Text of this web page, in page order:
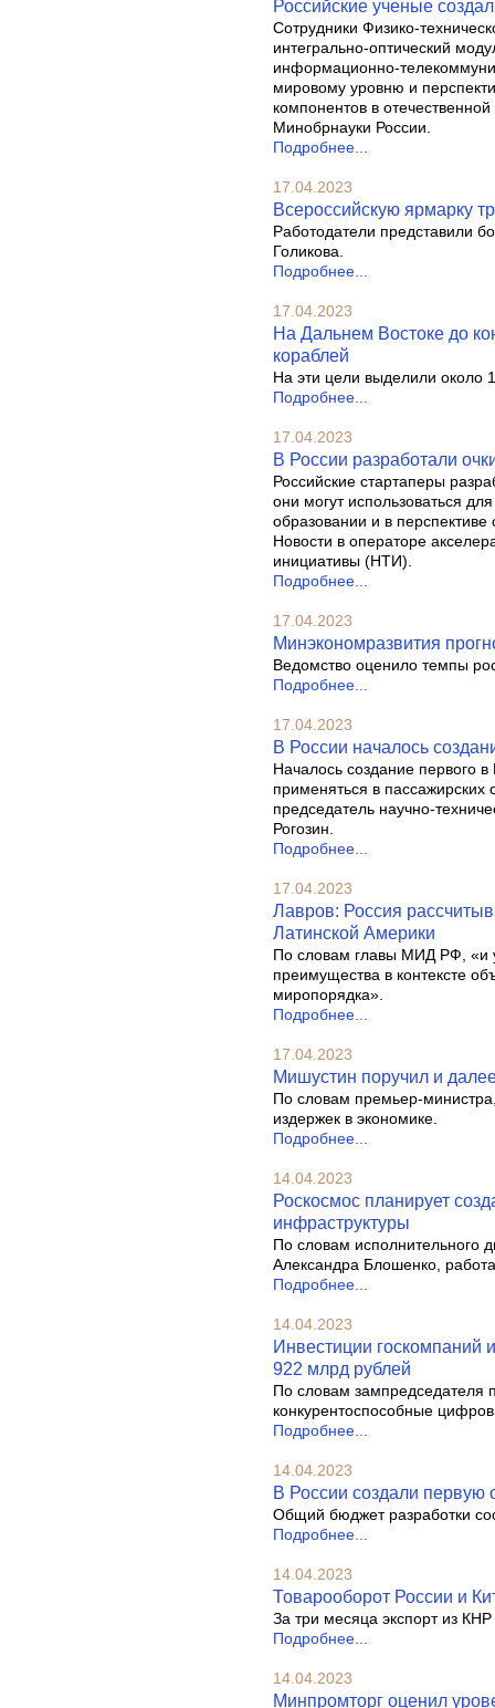
Российские ученые
Сотрудники Физико-
интегрально-оптический
информационно-
мировому уровню и
компонентов в
Минобрнауки России.
Подробнее...
17.04.2023
Всероссийскую ярмарку
Работодатели представили
Голикова.
Подробнее...
17.04.2023
На Дальнем Востоке до
кораблей
На эти цели выделили около
Подробнее...
17.04.2023
В России разработали
Российские стартаперы
они могут использоваться
образовании и в
Новости в операторе
инициативы (НТИ).
Подробнее...
17.04.2023
Минэкономразвития
Ведомство оценило темпы
Подробнее...
17.04.2023
В России началось
Началось создание первого в
применяться в
председатель научно-
Рогозин.
Подробнее...
17.04.2023
Лавров: Россия
Латинской Америки
По словам главы МИД РФ, «и
преимущества в контексте
миропорядка».
Подробнее...
17.04.2023
Мишустин поручил и
По словам премьер-
издержек в экономике.
Подробнее...
14.04.2023
Роскосмос планирует
инфраструктуры
По словам исполнительного
Александра Блошенко,
Подробнее...
14.04.2023
Инвестиции госкомпаний
922 млрд рублей
По словам зампредседателя
конкурентоспособные
Подробнее...
14.04.2023
В России создали первую
Общий бюджет разработки
Подробнее...
14.04.2023
Товарооборот России и
За три месяца экспорт из
Подробнее...
14.04.2023
Минпромторг оценил